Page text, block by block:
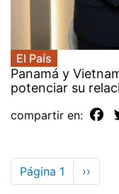
El País
Panamá y
potenciar su
compartir en:
Paginación
Página 1
página
››